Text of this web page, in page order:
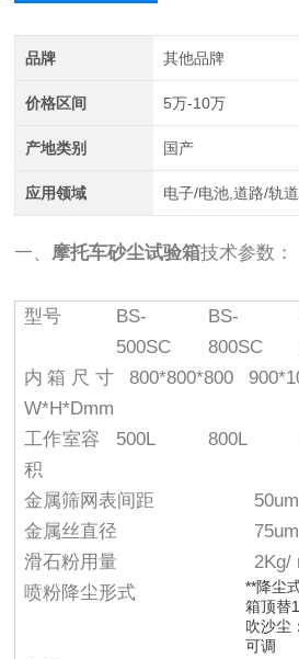
品牌 其他品牌
价格区间 5万-10万
产地类别 国产
应用领域 电子/电池,道路/轨
一、 摩托车砂尘试验箱技术参数：
型号
BS-
500SC
BS-
800SC
内箱尺寸
W*H*Dmm
800*800*800
工作室容
积
500L 800L
金属筛网表间距
50um
金属丝直径
75um
滑石粉用量
2Kg/
喷粉降尘形式
**降尘
箱顶替
吹沙尘
可调